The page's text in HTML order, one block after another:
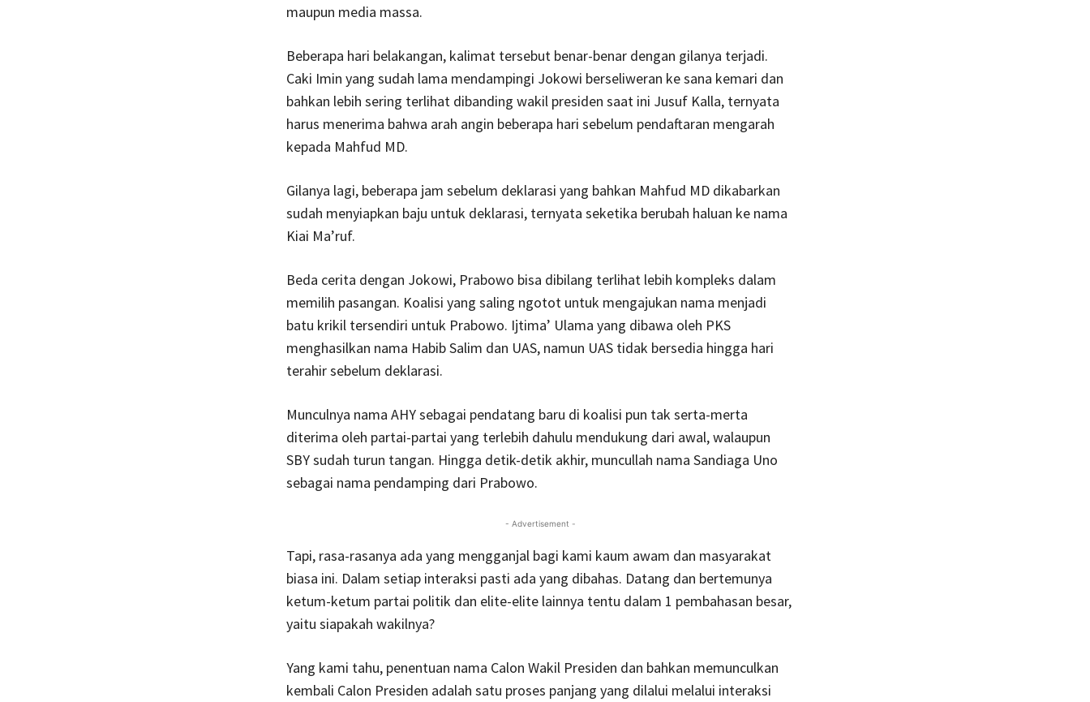
maupun media massa.
Beberapa hari belakangan, kalimat tersebut benar-benar dengan gilanya terjadi.
Caki Imin yang sudah lama mendampingi Jokowi berseliweran ke sana kemari dan
bahkan lebih sering terlihat dibanding wakil presiden saat ini Jusuf Kalla, ternyata
harus menerima bahwa arah angin beberapa hari sebelum pendaftaran mengarah
kepada Mahfud MD.
Gilanya lagi, beberapa jam sebelum deklarasi yang bahkan Mahfud MD dikabarkan
sudah menyiapkan baju untuk deklarasi, ternyata seketika berubah haluan ke nama
Kiai Ma’ruf.
Beda cerita dengan Jokowi, Prabowo bisa dibilang terlihat lebih kompleks dalam
memilih pasangan. Koalisi yang saling ngotot untuk mengajukan nama menjadi
batu krikil tersendiri untuk Prabowo. Ijtima’ Ulama yang dibawa oleh PKS
menghasilkan nama Habib Salim dan UAS, namun UAS tidak bersedia hingga hari
terahir sebelum deklarasi.
Munculnya nama AHY sebagai pendatang baru di koalisi pun tak serta-merta
diterima oleh partai-partai yang terlebih dahulu mendukung dari awal, walaupun
SBY sudah turun tangan. Hingga detik-detik akhir, muncullah nama Sandiaga Uno
sebagai nama pendamping dari Prabowo.
- Advertisement -
Tapi, rasa-rasanya ada yang mengganjal bagi kami kaum awam dan masyarakat
biasa ini. Dalam setiap interaksi pasti ada yang dibahas. Datang dan bertemunya
ketum-ketum partai politik dan elite-elite lainnya tentu dalam 1 pembahasan besar,
yaitu siapakah wakilnya?
Yang kami tahu, penentuan nama Calon Wakil Presiden dan bahkan memunculkan
kembali Calon Presiden adalah satu proses panjang yang dilalui melalui interaksi